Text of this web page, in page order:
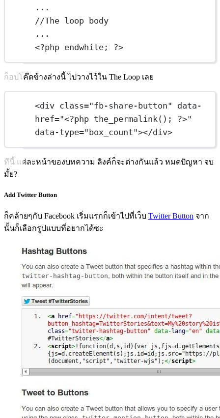
...
//The loop body
...
<?php endwhile ; ?>
ก็อปโค๊ดข้างล่างนี้ ไปวางไว้ใน The Loop เลย
<div class="fb-share-button" data -
href="<?php the_permalink(); ?>"
data -type="box_count"></div>
ทีนี้ แต่ละหน้าของบทความ ลิงค์ก็จะต่างกันแล้ว หมดปัญหา จบ
มั้ย?
Add Twitter Button
ก็คล้ายๆกับ Facebook เริ่มแรกก็เข้าไปที่เว็บ Twitter Button จาก
นั้นก็เลือกรูปแบบที่อยากได้ซะ